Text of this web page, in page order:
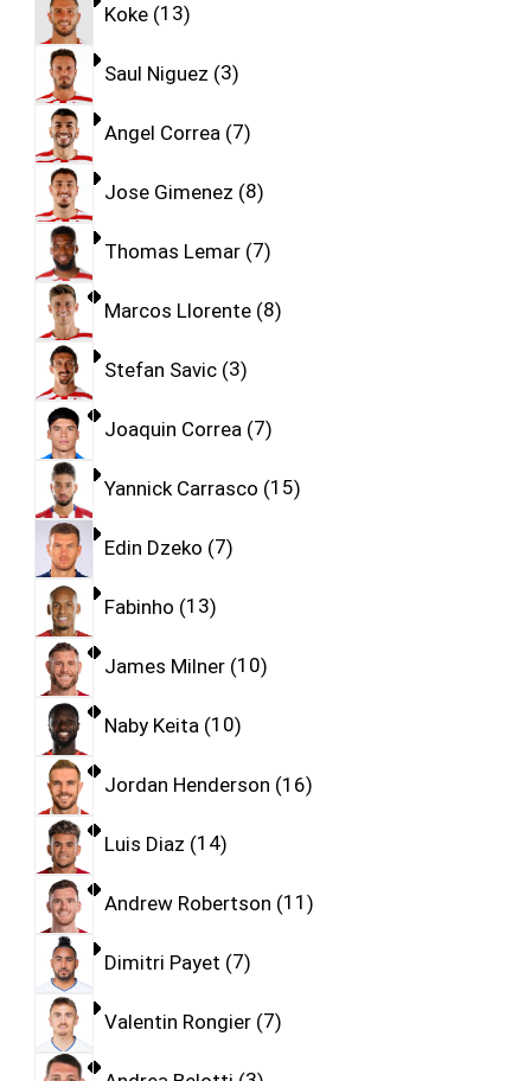
Koke 13
Saul Niguez 3
Angel Correa 7
Jose Gimenez 8
Thomas Lemar 7
Marcos Llorente 8
Stefan Savic 3
Joaquin Correa 7
Yannick Carrasco 15
Edin Dzeko 7
Fabinho 13
James Milner 10
Naby Keita 10
Jordan Henderson 16
Luis Diaz 14
Andrew Robertson 11
Dimitri Payet 7
Valentin Rongier 7